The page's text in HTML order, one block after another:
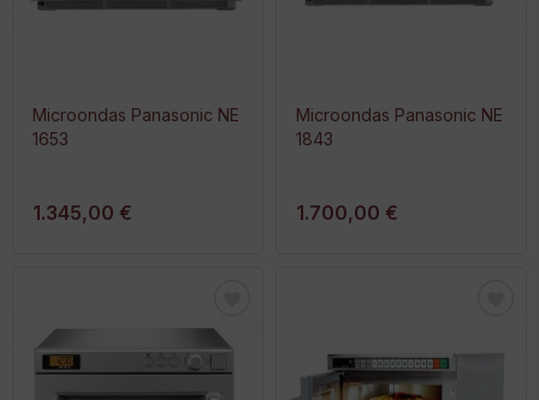
Microondas Panasonic NE
1653
1.345,00 €
Microondas Panasonic NE
1843
1.700,00 €